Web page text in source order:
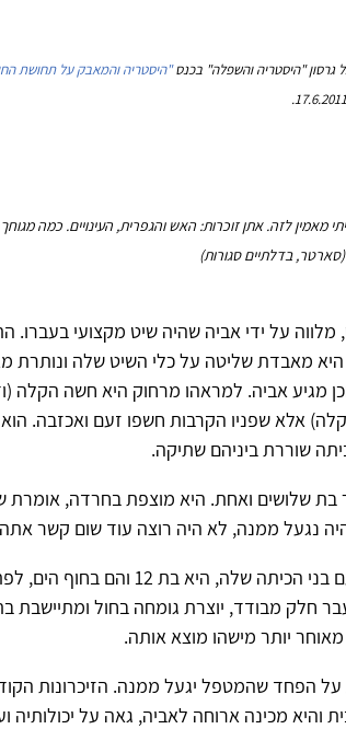
גרסון "היסטריה והשפלה" בכנס"היסטריה והמאבק על תחושת
מאמין לזה. אתן זוכרות: האש והגפרית, העינויים. כמה
(סארטר, בדלתיים סגורות)
על ידי אביה שהיה שיט מקצועי בעברו.
מאבדת שליטה על כלי השיט שלה ונותרת
מגיע אביה. למראהו מרחוק היא חשה הקלה
אלא שפניו הקרבות חשפו זעם ואכזבה.
שוררת ביניהם שתיקה.
בת שלושים ואחת. היא מוצפת בחרדה, אומרת
נגעל ממנה, לא היה רוצה עוד שום קשר
בפגישה למחרת היא נזכרת בטיול עם בני הכיתה שלה, היא בת
חלק מבודד, יוצרת גומחה בחול ומתיישבת
יותר מישהו מוצא אותה.
הפחד שהמטפל יגעל ממנה. הזיכרונות
14. אמה מחוץ לבית והיא מכינה ארוחה לאביה, גאה על